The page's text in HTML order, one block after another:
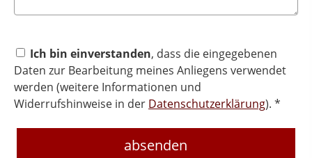
Ich bin einverstanden, dass die eingegebenen
Daten zur Bearbeitung meines Anliegens verwendet
werden (weitere Informationen und
Widerrufshinweise in der Datenschutzerklärung). *
absenden